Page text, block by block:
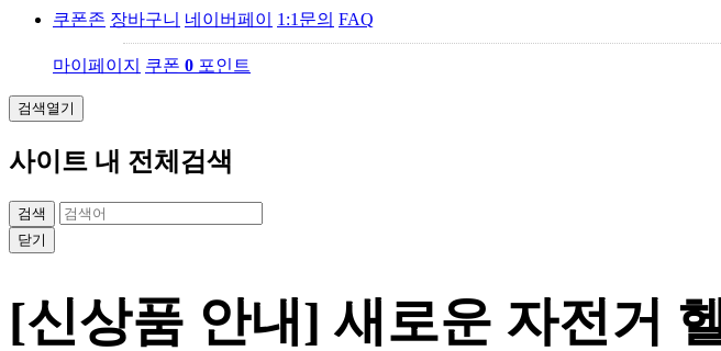
쿠폰존 장바구니 네이버페이 1:1문의 FAQ
마이페이지 쿠폰 0 포인트
검색열기
사이트 내 전체검색
검색
닫기
[신상품 안내] 새로운 자전거